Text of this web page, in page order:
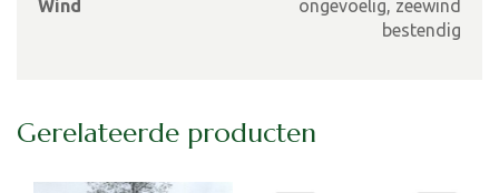
Wind
ongevoelig, zeewind
bestendig
Gerelateerde producten